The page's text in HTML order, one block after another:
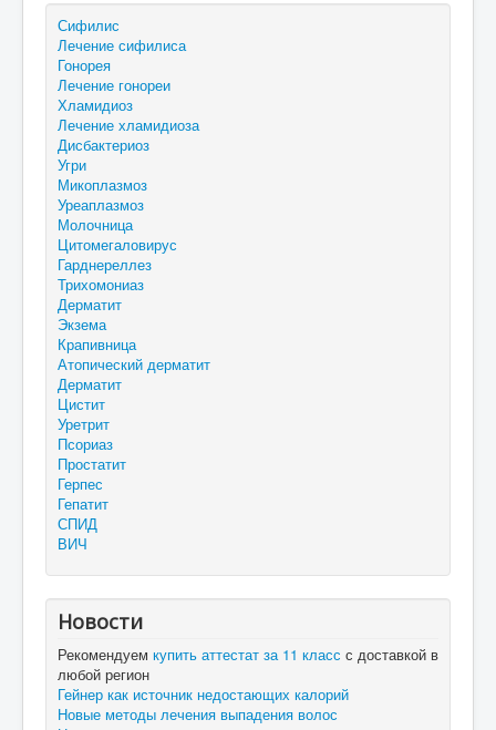
Сифилис
Лечение сифилиса
Гонорея
Лечение гонореи
Хламидиоз
Лечение хламидиоза
Дисбактериоз
Угри
Микоплазмоз
Уреаплазмоз
Молочница
Цитомегаловирус
Гарднереллез
Трихомониаз
Дерматит
Экзема
Крапивница
Атопический дерматит
Дерматит
Цистит
Уретрит
Псориаз
Простатит
Герпес
Гепатит
СПИД
ВИЧ
Новости
Рекомендуем купить аттестат за 11 класс с доставкой в
любой регион
Гейнер как источник недостающих калорий
Новые методы лечения выпадения волос